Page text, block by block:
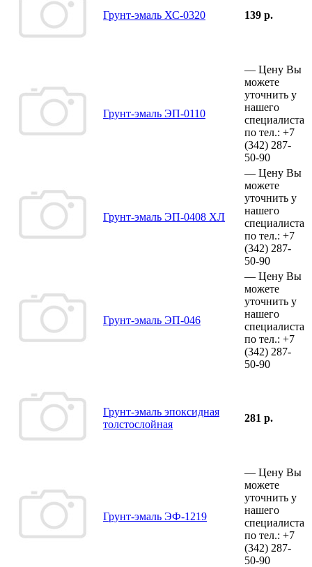
Грунт-эмаль ХС-0320 139 р.
Грунт-эмаль ЭП-0110
— Цену Вы
можете
уточнить у
нашего
специалиста
по тел.: +7
(342) 287-
50-90
Грунт-эмаль ЭП-0408 ХЛ
— Цену Вы
можете
уточнить у
нашего
специалиста
по тел.: +7
(342) 287-
50-90
Грунт-эмаль ЭП-046
— Цену Вы
можете
уточнить у
нашего
специалиста
по тел.: +7
(342) 287-
50-90
Грунт-эмаль эпоксидная
толстослойная
281 р.
Грунт-эмаль ЭФ-1219
— Цену Вы
можете
уточнить у
нашего
специалиста
по тел.: +7
(342) 287-
50-90